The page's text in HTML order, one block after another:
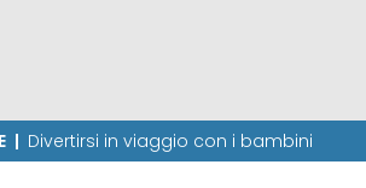
| Divertirsi in viaggio con i bambini